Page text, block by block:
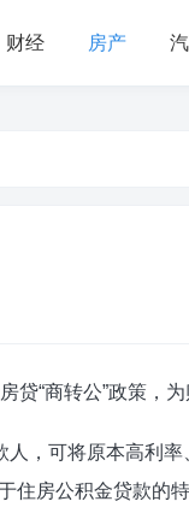
财经 房产
“商转公”政策，
人，可将原本高利
住房公积金贷款的